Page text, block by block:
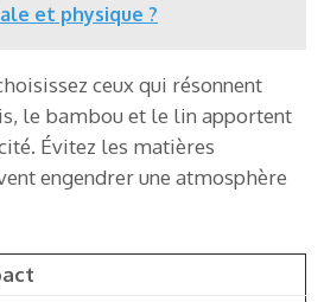
et physique ?
ceux qui résonnent
le bambou et le lin apportent
Évitez les matières
engendrer une atmosphère